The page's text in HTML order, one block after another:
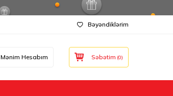
Bəyəndiklərim
Mənim Hesabım Səbətim (0)